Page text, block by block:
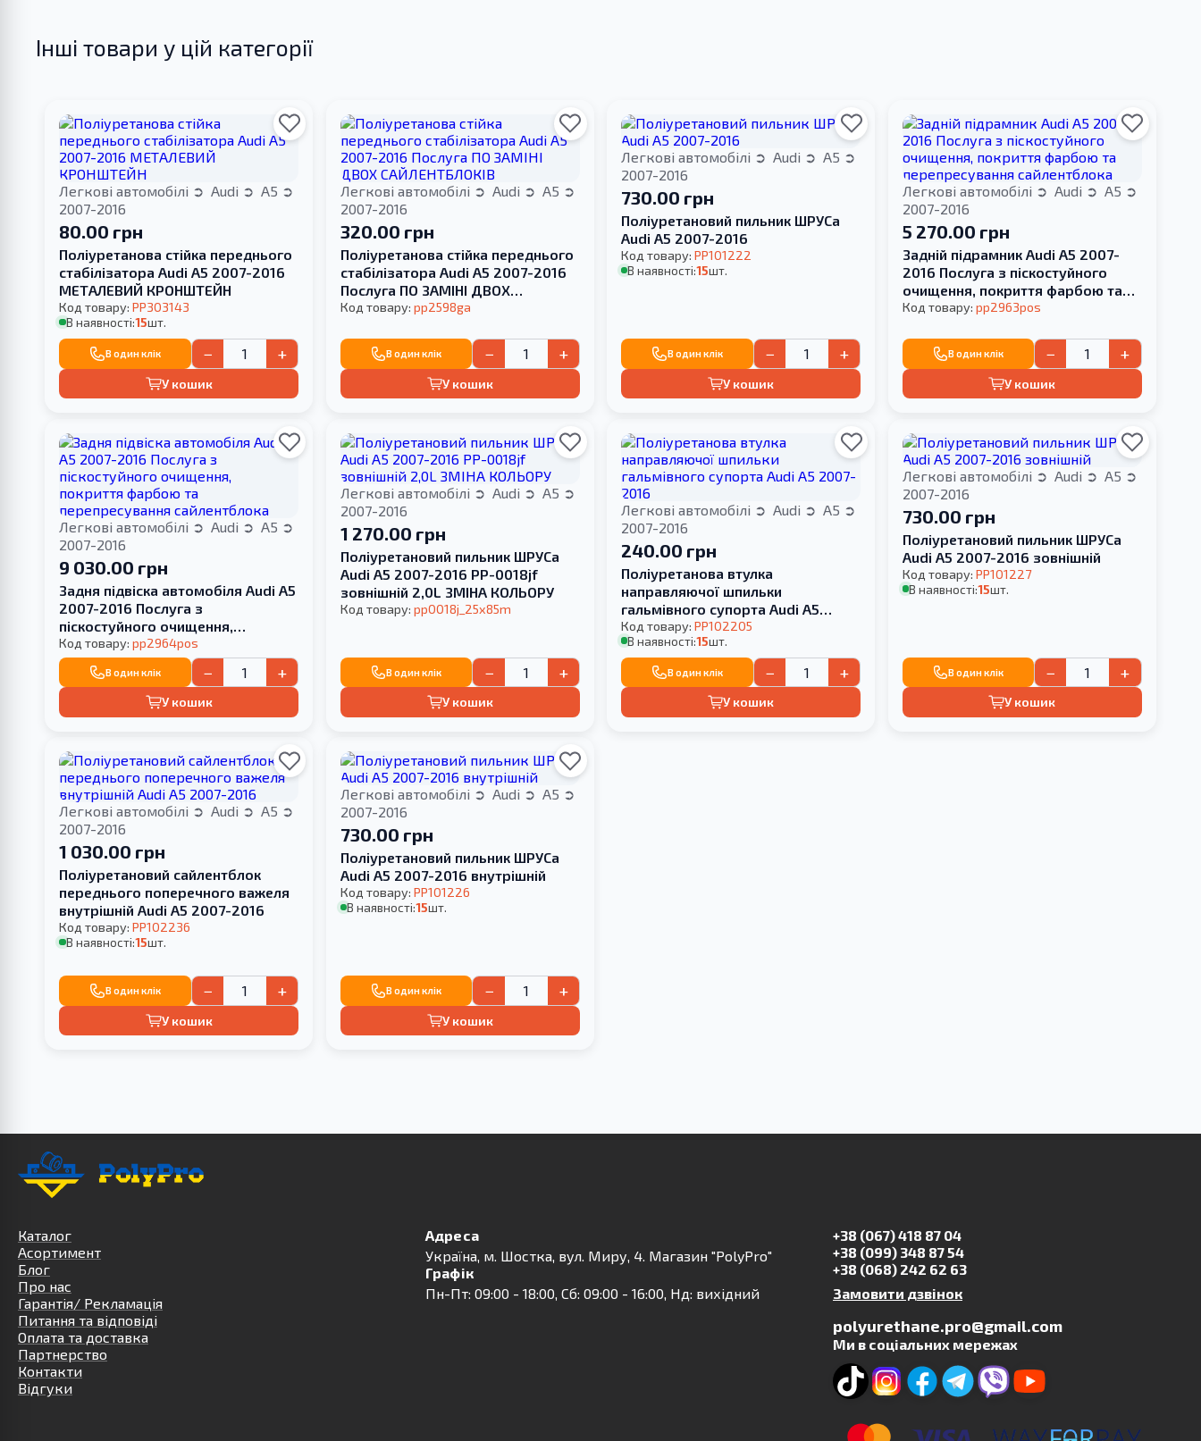
Інші товари у цій категорії
Легкові автомобілі Audi
A5
2007-2016
80.00 грн
Поліуретанова стійка переднього
стабілізатора Audi A5 2007-2016
МЕТАЛЕВИЙ КРОНШТЕЙН
Код товару:PP303143
В наявності:15шт.
В один клік − +
У кошик
Легкові автомобілі Audi
A5
2007-2016
320.00 грн
Поліуретанова стійка переднього
стабілізатора Audi A5 2007-2016
Послуга ПО ЗАМІНІ ДВОХ
САЙЛЕНТБЛОКІВ
Код товару: pp2598ga
В один клік − +
У кошик
Легкові автомобілі Audi
A5
2007-2016
730.00 грн
Поліуретановий пильник ШРУСа
Audi A5 2007-2016
Код товару:PP101222
В наявності:15шт.
В один клік − +
У кошик
Легкові автомобілі Audi
A5
2007-2016
5 270.00 грн
Задній підрамник Audi A5 2007-
2016 Послуга з піскостуйного
очищення, покриття фарбою та
перепресування сайлентблока
Код товару: pp2963pos
В один клік − +
У кошик
Легкові автомобілі Audi
A5
2007-2016
9 030.00 грн
Задня підвіска автомобіля Audi A5
2007-2016 Послуга з
піскостуйного очищення,
покриття фарбою та
перепресування сайлентблока
Код товару:pp2964pos
В один клік − +
У кошик
Легкові автомобілі Audi
A5
2007-2016
1 270.00 грн
Поліуретановий пильник ШРУСа
Audi A5 2007-2016 PP-0018jf
зовнішній 2,0L ЗМІНА КОЛЬОРУ
Код товару: pp0018j_25x85m
В один клік − +
У кошик
Легкові автомобілі Audi
A5
2007-2016
240.00 грн
Поліуретанова втулка
направляючої шпильки
гальмівного супорта Audi A5
2007-2016
Код товару:PP102205
В наявності:15шт.
В один клік − +
У кошик
Легкові автомобілі Audi
A5
2007-2016
730.00 грн
Поліуретановий пильник ШРУСа
Audi A5 2007-2016 зовнішній
Код товару: PP101227
В наявності:15шт.
В один клік − +
У кошик
Легкові автомобілі Audi
A5
2007-2016
1 030.00 грн
Поліуретановий сайлентблок
переднього поперечного важеля
внутрішній Audi A5 2007-2016
Код товару:PP102236
В наявності:15шт.
В один клік − +
У кошик
Легкові автомобілі Audi
A5
2007-2016
730.00 грн
Поліуретановий пильник ШРУСа
Audi A5 2007-2016 внутрішній
Код товару: PP101226
В наявності:15шт.
В один клік − +
У кошик
Каталог
Асортимент
Блог
Про нас
Гарантія/ Рекламація
Питання та відповіді
Оплата та доставка
Партнерство
Контакти
Відгуки
Адреса
Українa, м. Шостка, вул. Миру, 4. Магазин "PolyPro"
Графік
Пн-Пт: 09:00 - 18:00, Сб: 09:00 - 16:00, Нд: вихідний
+38 (067) 418 87 04
+38 (099) 348 87 54
+38 (068) 242 62 63
Замовити дзвінок
polyurethane.pro@gmail.com
Ми в соціальних мережах